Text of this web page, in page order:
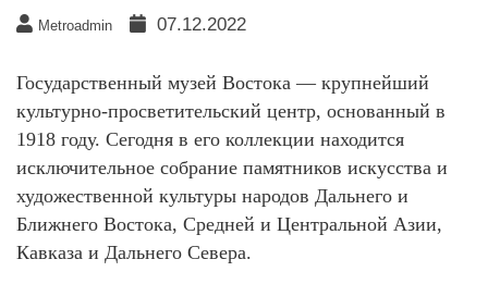
Metroadmin 07.12.2022
Государственный музей Востока — крупнейший
культурно-просветительский центр, основанный в
1918 году. Сегодня в его коллекции находится
исключительное собрание памятников искусства и
художественной культуры народов Дальнего и
Ближнего Востока, Средней и Центральной Азии,
Кавказа и Дальнего Севера.